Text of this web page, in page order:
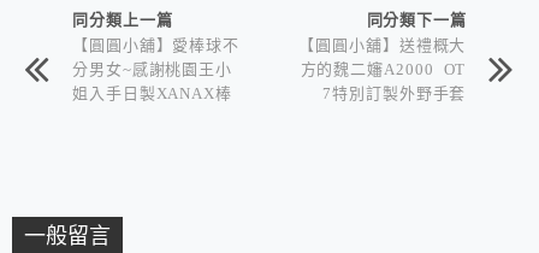
同分類上一篇
【圓圓小舖】愛棒球不
分男女~感謝桃園王小
姐入手日製XANAX棒
同分類下一篇
【圓圓小舖】送禮概大
方的魏二嬸A2000 OT
7特別訂製外野手套
一般留言